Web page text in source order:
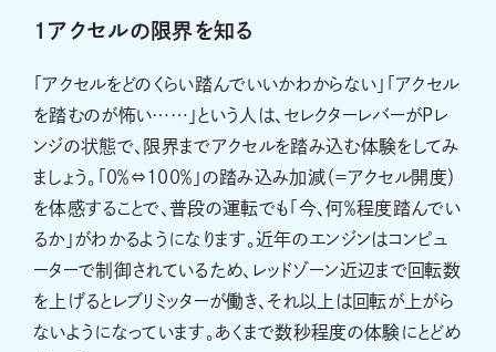
1アクセルの限界を知る
「アクセルをどのくらい踏んでいいかわからない」「アクセル
を踏むのが怖い……」という人は、セレクターレバーがPレ
ンジの状態で、限界までアクセルを踏み込む体験をしてみ
ましょう。「0％⇔100％」の踏み込み加減（＝アクセル開度）
を体感することで、普段の運転でも「今、何％程度踏んでい
るか」がわかるようになります。近年のエンジンはコンピュ
ーターで制御されているため、レッドゾーン近辺まで回転数
を上げるとレブリミッターが働き、それ以上は回転が上がら
ないようになっています。あくまで数秒程度の体験にとどめ